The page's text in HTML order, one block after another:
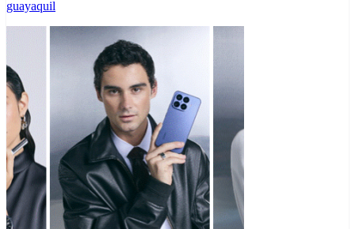
Salud
guayaquil